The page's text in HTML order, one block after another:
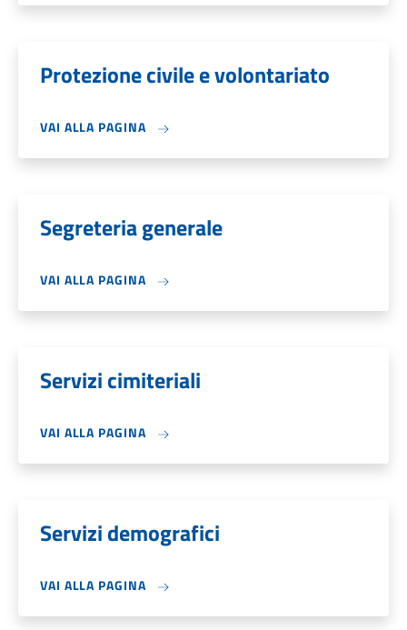
Protezione civile e volontariato
VAI ALLA PAGINA
Segreteria generale
VAI ALLA PAGINA
Servizi cimiteriali
VAI ALLA PAGINA
Servizi demografici
VAI ALLA PAGINA